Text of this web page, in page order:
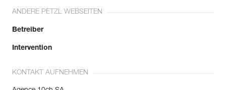
ANDERE PETZL WEBSEITEN
Betreiber
Intervention
KONTAKT AUFNEHMEN